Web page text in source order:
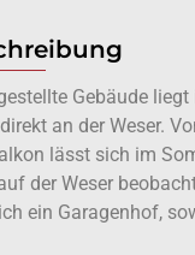
Gebäude liegt
an der Weser.
lässt sich im
der Weser
ein Garagenhof,